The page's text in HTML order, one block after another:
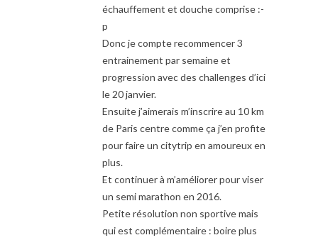
échauffement et douche comprise :-
p
Donc je compte recommencer 3
entrainement par semaine et
progression avec des challenges d’ici
le 20 janvier.
Ensuite j’aimerais m’inscrire au 10 km
de Paris centre comme ça j’en profite
pour faire un citytrip en amoureux en
plus.
Et continuer à m’améliorer pour viser
un semi marathon en 2016.
Petite résolution non sportive mais
qui est complémentaire : boire plus